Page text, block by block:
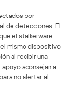
por
de detecciones. El
el stalkerware
mismo dispositivo
al recibir una
aconsejan a
no alertar al